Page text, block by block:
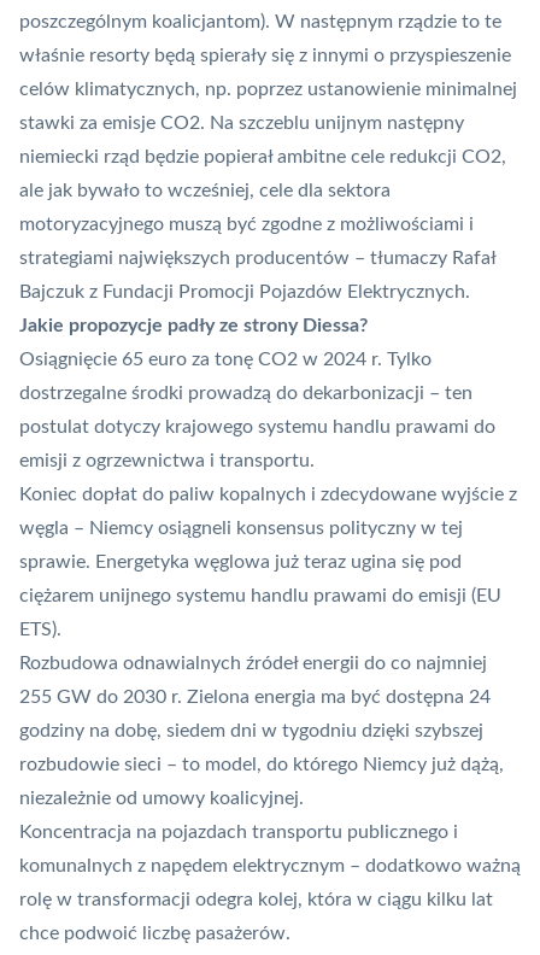
poszczególnym koalicjantom). W następnym rządzie to te
właśnie resorty będą spierały się z innymi o przyspieszenie
celów klimatycznych, np. poprzez ustanowienie minimalnej
stawki za emisje CO2. Na szczeblu unijnym następny
niemiecki rząd będzie popierał ambitne cele redukcji CO2,
ale jak bywało to wcześniej, cele dla sektora
motoryzacyjnego muszą być zgodne z możliwościami i
strategiami największych producentów – tłumaczy Rafał
Bajczuk z Fundacji Promocji Pojazdów Elektrycznych.
Jakie propozycje padły ze strony Diessa?
Osiągnięcie 65 euro za tonę CO2 w 2024 r. Tylko
dostrzegalne środki prowadzą do dekarbonizacji – ten
postulat dotyczy krajowego systemu handlu prawami do
emisji z ogrzewnictwa i transportu.
Koniec dopłat do paliw kopalnych i zdecydowane wyjście z
węgla – Niemcy osiągneli konsensus polityczny w tej
sprawie. Energetyka węglowa już teraz ugina się pod
ciężarem unijnego systemu handlu prawami do emisji (EU
ETS).
Rozbudowa odnawialnych źródeł energii do co najmniej
255 GW do 2030 r. Zielona energia ma być dostępna 24
godziny na dobę, siedem dni w tygodniu dzięki szybszej
rozbudowie sieci – to model, do którego Niemcy już dążą,
niezależnie od umowy koalicyjnej.
Koncentracja na pojazdach transportu publicznego i
komunalnych z napędem elektrycznym – dodatkowo ważną
rolę w transformacji odegra kolej, która w ciągu kilku lat
chce podwoić liczbę pasażerów.